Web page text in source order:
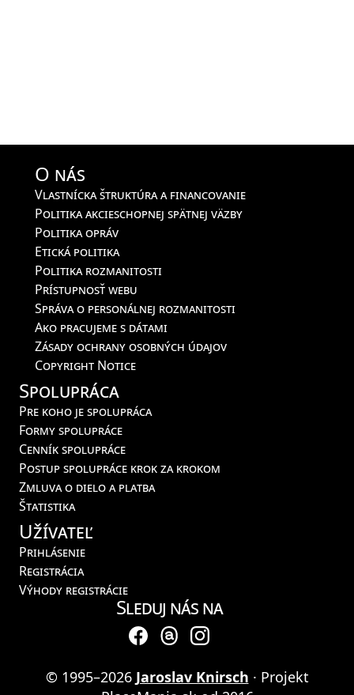
O nás
Vlastnícka štruktúra a financovanie
Politika akcieschopnej spätnej väzby
Politika opráv
Etická politika
Politika rozmanitosti
Prístupnosť webu
Správa o personálnej rozmanitosti
Ako pracujeme s dátami
Zásady ochrany osobných údajov
Copyright Notice
Spolupráca
Pre koho je spolupráca
Formy spolupráce
Cenník spolupráce
Postup spolupráce krok za krokom
Zmluva o dielo a platba
Štatistika
Užívateľ
Prihlásenie
Registrácia
Výhody registrácie
Sleduj nás na
© 1995–2026 Jaroslav Knirsch · Projekt